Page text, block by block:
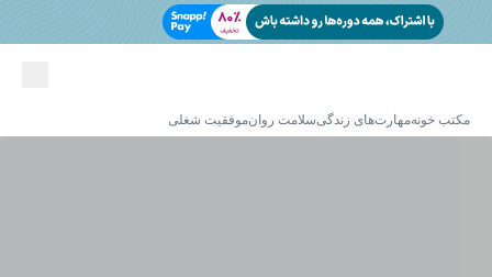
مکتب خونهمهارت‌های زندگیسلامت روانموفقیت شغلی